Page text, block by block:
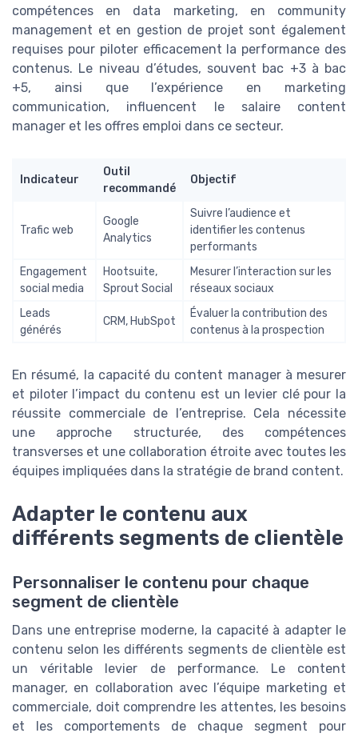
compétences en data marketing, en community
management et en gestion de projet sont également
requises pour piloter efficacement la performance des
contenus. Le niveau d’études, souvent bac +3 à bac
+5, ainsi que l’expérience en marketing
communication, influencent le salaire content
manager et les offres emploi dans ce secteur.
Indicateur
Outil
recommandé
Objectif
Trafic web
Google
Analytics
Suivre l’audience et
identifier les contenus
performants
Engagement
social media
Hootsuite,
Sprout Social
Mesurer l’interaction sur les
réseaux sociaux
Leads
générés
CRM, HubSpot
Évaluer la contribution des
contenus à la prospection
En résumé, la capacité du content manager à mesurer
et piloter l’impact du contenu est un levier clé pour la
réussite commerciale de l’entreprise. Cela nécessite
une approche structurée, des compétences
transverses et une collaboration étroite avec toutes les
équipes impliquées dans la stratégie de brand content.
Adapter le contenu aux
différents segments de clientèle
Personnaliser le contenu pour chaque
segment de clientèle
Dans une entreprise moderne, la capacité à adapter le
contenu selon les différents segments de clientèle est
un véritable levier de performance. Le content
manager, en collaboration avec l’équipe marketing et
commerciale, doit comprendre les attentes, les besoins
et les comportements de chaque segment pour